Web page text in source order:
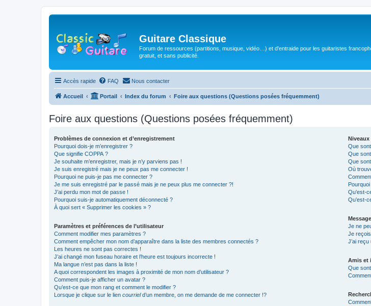
Guitare Classique
Forum de ressources (partitions, musique, vidéo…) et d'entraide pour les guitaristes
gratuit, et sans publicité.
Accès rapide FAQ Nous contacter
Accueil Portail Index du forum Foire aux questions (Questions posées fréquemment)
Foire aux questions (Questions posées fréquemment)
Problèmes de connexion et d’enregistrement
Pourquoi dois-je m’enregistrer ?
Que signifie COPPA ?
Je souhaite m’enregistrer, mais je n’y parviens pas !
Je suis enregistré mais je ne peux pas me connecter !
Pourquoi ne puis-je pas me connecter ?
Je me suis enregistré par le passé mais je ne peux plus me connecter ?!
J’ai perdu mon mot de passe !
Pourquoi suis-je automatiquement déconnecté ?
À quoi sert « Supprimer les cookies » ?
Paramètres et préférences de l’utilisateur
Comment modifier mes paramètres ?
Comment empêcher mon nom d’apparaître dans la liste des membres connectés ?
Les heures ne sont pas correctes !
J’ai changé mon fuseau horaire et l’heure est toujours incorrecte !
Ma langue n’est pas dans la liste !
A quoi correspondent les images à proximité de mon nom d’utilisateur ?
Comment puis-je afficher un avatar ?
Qu’est-ce que mon rang et comment le modifier ?
Lorsque je clique sur le lien courrield’un membre, on me demande de me connecter !?
Que
Que
Que
Où
Qu’est-
Qu’est-
Je ne
Je
J’ai
Amis et
Que